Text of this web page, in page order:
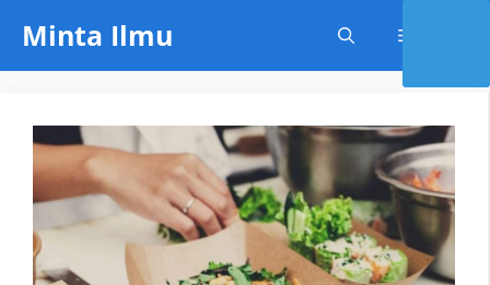
content
Minta Ilmu